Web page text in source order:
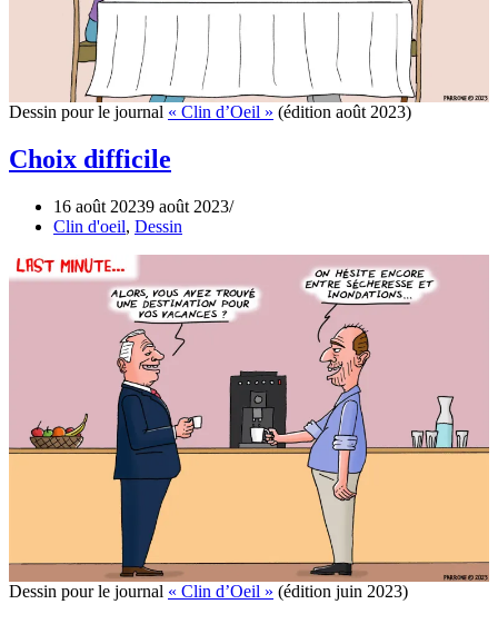
Dessin pour le journal « Clin d’Oeil » (édition août 2023)
Choix difficile
16 août 20239 août 2023
Clin d'oeil, Dessin
Dessin pour le journal « Clin d’Oeil » (édition juin 2023)